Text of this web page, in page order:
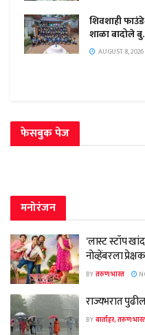
शिवशाही
शाळा बादोले
AUGUST 8, 2026
फेसबुक पेज
मनोरंजन
‘लास्ट स्टॉप
नोव्हेंबरला
BYतरुण भारत
राज्यभरात
BYवार्ताहर, तरुण